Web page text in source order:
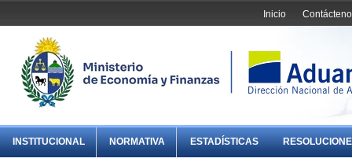
Inicio
INSTITUCIONAL NORMATIVA ESTADÍSTICAS